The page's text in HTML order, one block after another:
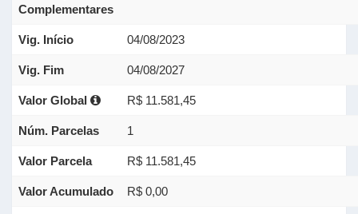
Complementares
Vig. Início 04/08/2023
Vig. Fim 04/08/2027
Valor Global R$ 11.581,45
Núm. Parcelas 1
Valor Parcela R$ 11.581,45
Valor Acumulado R$ 0,00